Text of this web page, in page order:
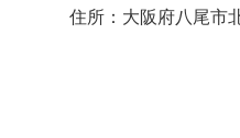
住所：大阪府八尾市